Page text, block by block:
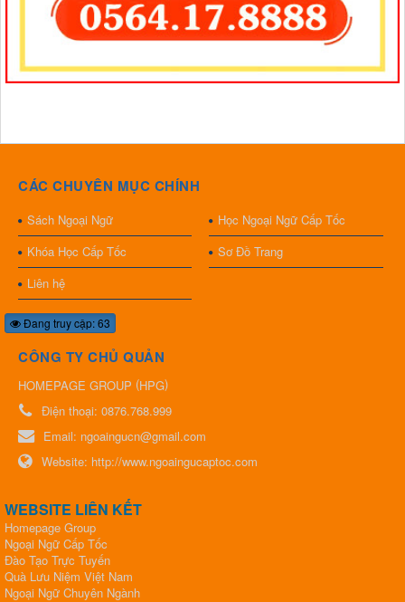
CÁC CHUYÊN MỤC CHÍNH
Sách Ngoại Ngữ
Học Ngoại Ngữ Cấp Tốc
Khóa Học Cấp Tốc
Sơ Đồ Trang
Liên hệ
Đang truy cập: 63
CÔNG TY CHỦ QUẢN
HOMEPAGE GROUP (HPG)
Điện thoại: 0876.768.999
Email: ngoaingucn@gmail.com
Website: http://www.ngoaingucaptoc.com
WEBSITE LIÊN KẾT
Homepage Group
Ngoại Ngữ Cấp Tốc
Đào Tạo Trực Tuyến
Quà Lưu Niệm Việt Nam
Ngoại Ngữ Chuyên Ngành